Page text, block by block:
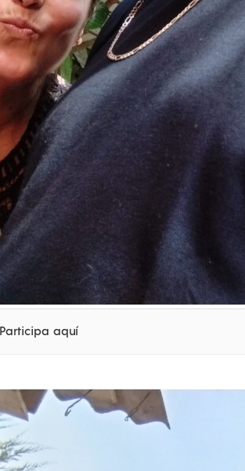
Participa aquí